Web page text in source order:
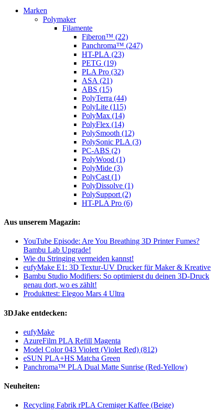
Marken
Polymaker
Filamente
Fiberon™ (22)
Panchroma™ (247)
HT-PLA (23)
PETG (19)
PLA Pro (32)
ASA (21)
ABS (15)
PolyTerra (44)
PolyLite (115)
PolyMax (14)
PolyFlex (14)
PolySmooth (12)
PolySonic PLA (3)
PC-ABS (2)
PolyWood (1)
PolyMide (3)
PolyCast (1)
PolyDissolve (1)
PolySupport (2)
HT-PLA Pro (6)
Aus unserem Magazin:
YouTube Episode: Are You Breathing 3D Printer Fumes?
Bambu Lab Upgrade!
Wie du Stringing vermeiden kannst!
eufyMake E1: 3D Textur-UV Drucker für Maker & Kreative
Bambu Studio Modifiers: So optimierst du deinen 3D-Druck
genau dort, wo es zählt!
Produkttest: Elegoo Mars 4 Ultra
3DJake entdecken:
eufyMake
AzureFilm PLA Refill Magenta
Model Color 043 Violett (Violet Red) (812)
eSUN PLA+HS Matcha Green
Panchroma™ PLA Dual Matte Sunrise (Red-Yellow)
Neuheiten:
Recycling Fabrik rPLA Cremiger Kaffee (Beige)